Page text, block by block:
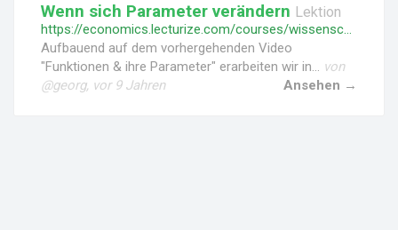
Wenn sich Parameter verändern Lektion
https://economics.lecturize.com/courses/wissenschaftliche-grundlagen/lessons/wenn-sich-parameter-veraendern
Aufbauend auf dem vorhergehenden Video
"Funktionen & ihre Parameter" erarbeiten wir in... von
@georg, vor 9 Jahren
Ansehen →